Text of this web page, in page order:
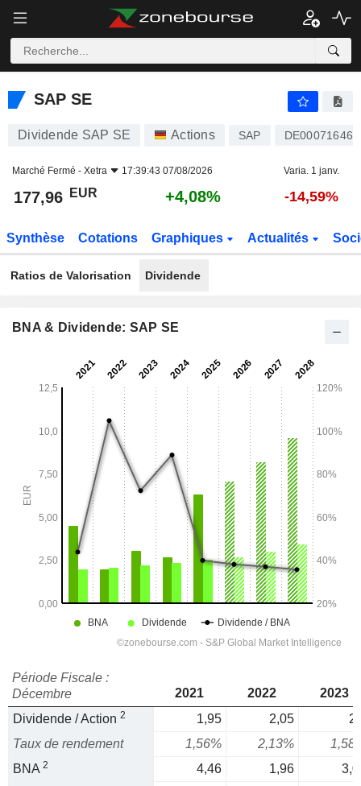
SAP SE
SAP SE
Dividende SAP SE Actions SAP
Marché Fermé - Xetra 17:39:43 07/08/2026 Varia. 1 janv.
177,96 EUR +4,08% -14,59%
Synthèse Cotations Graphiques Actualités
Ratios de Valorisation Dividende
BNA & Dividende: SAP SE
Période Fiscale :
Décembre
2021 2022
2023
Dividende / Action 2 1,95 2,05
Taux de rendement
1,56% 2,13%
BNA 2 4,46 1,96